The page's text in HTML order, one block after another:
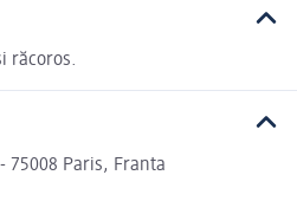
răcoros.
- 75008 Paris, Franta